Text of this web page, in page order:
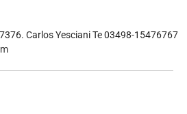
Carlos Yesciani Te 03498-15476767